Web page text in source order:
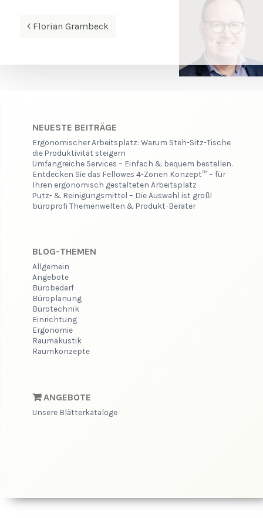
Navigation
Florian Grambeck
NEUESTE BEITRÄGE
Ergonomischer Arbeitsplatz: Warum Steh-Sitz-Tische
die Produktivität steigern
Umfangreiche Services – Einfach & bequem bestellen.
Entdecken Sie das Fellowes 4-Zonen Konzept™ – für
Ihren ergonomisch gestalteten Arbeitsplatz
Putz- & Reinigungsmittel – Die Auswahl ist groß!
büroprofi Themenwelten & Produkt-Berater
BLOG-THEMEN
Allgemein
Angebote
Bürobedarf
Büroplanung
Bürotechnik
Einrichtung
Ergonomie
Raumakustik
Raumkonzepte
ANGEBOTE
Unsere Blätterkataloge